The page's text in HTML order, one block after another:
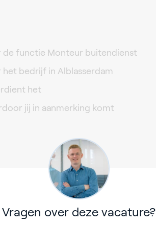
de functie Monteur buitendienst
het bedrijf in Alblasserdam
het
jij in aanmerking komt
Vragen over deze vacature?